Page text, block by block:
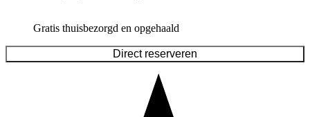
Gratis thuisbezorgd en opgehaald
Direct reserveren